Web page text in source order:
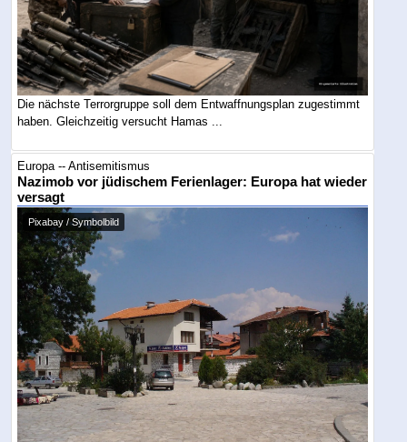
Die nächste Terrorgruppe soll dem Entwaffnungsplan zugestimmt
haben. Gleichzeitig versucht Hamas ...
Europa -- Antisemitismus
Nazimob vor jüdischem Ferienlager: Europa hat wieder
versagt
Pixabay / Symbolbild